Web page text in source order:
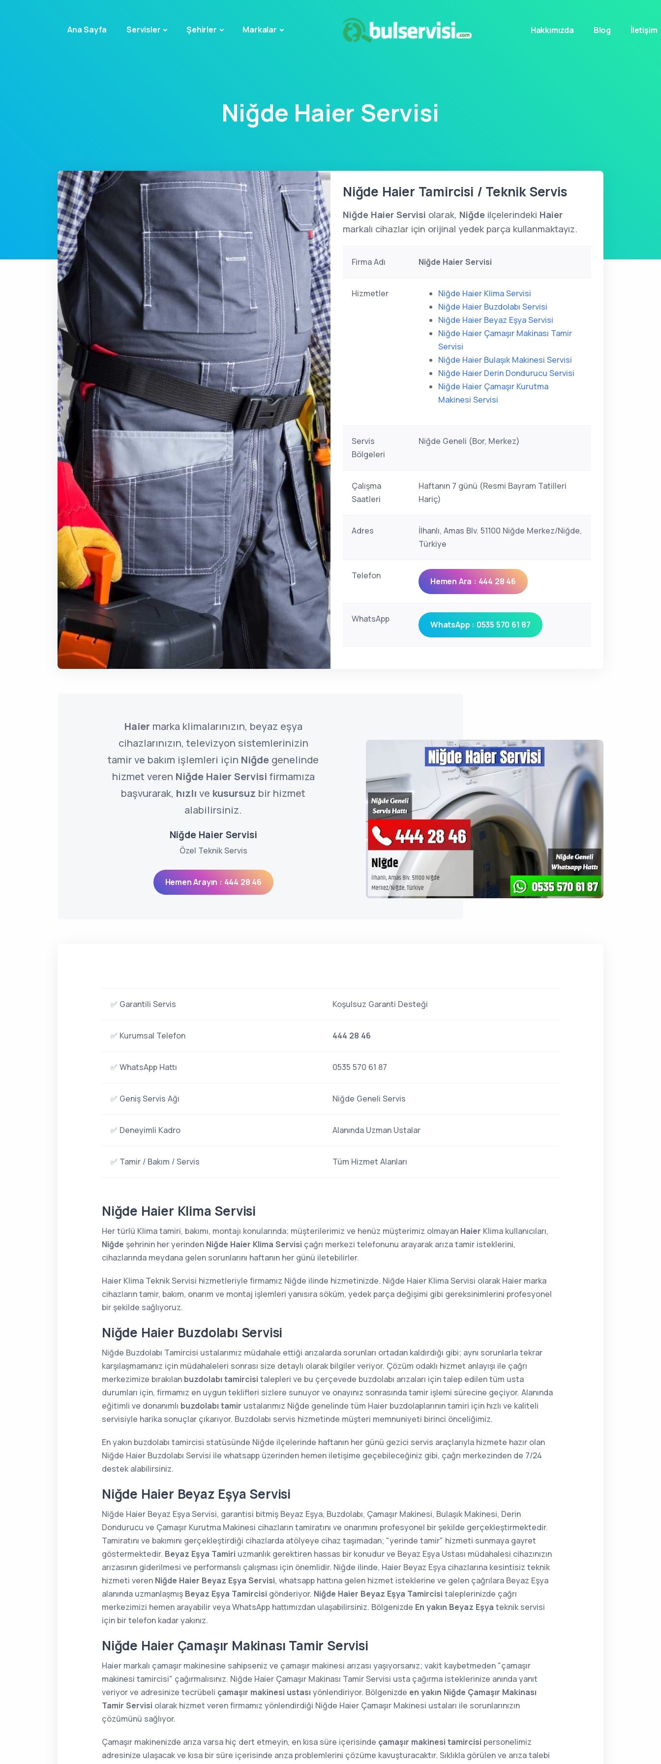
Ana Sayfa Servisler Şehirler Markalar Hakkımızda Blog İletişim
Niğde Haier Servisi
Niğde Haier Tamircisi / Teknik Servis
Niğde Haier Servisi olarak, Niğde ilçelerindeki Haier
markalı cihazlar için orijinal yedek parça kullanmaktayız.
Firma Adı Niğde Haier Servisi
Hizmetler
Niğde Haier Klima Servisi
Niğde Haier Buzdolabı Servisi
Niğde Haier Beyaz Eşya Servisi
Niğde Haier Çamaşır Makinası Tamir
Servisi
Niğde Haier Bulaşık Makinesi Servisi
Niğde Haier Derin Dondurucu Servisi
Niğde Haier Çamaşır Kurutma
Makinesi Servisi
Servis
Bölgeleri
Niğde Geneli (Bor, Merkez)
Çalışma
Saatleri
Haftanın 7 günü (Resmi Bayram Tatilleri
Hariç)
Adres
İlhanlı, Amas Blv. 51100 Niğde Merkez/Niğde,
Türkiye
Telefon
Hemen Ara : 444 28 46
WhatsApp
WhatsApp : 0535 570 61 87
Haier marka klimalarınızın, beyaz eşya
cihazlarınızın, televizyon sistemlerinizin
tamir ve bakım işlemleri için Niğde genelinde
hizmet veren Niğde Haier Servisi firmamıza
başvurarak, hızlı ve kusursuz bir hizmet
alabilirsiniz.
Niğde Haier Servisi
Özel Teknik Servis
Hemen Arayın : 444 28 46
✅ Garantili Servis Koşulsuz Garanti Desteği
✅ Kurumsal Telefon 444 28 46
✅ WhatsApp Hattı 0535 570 61 87
✅ Geniş Servis Ağı Niğde Geneli Servis
✅ Deneyimli Kadro Alanında Uzman Ustalar
✅ Tamir / Bakım / Servis Tüm Hizmet Alanları
Niğde Haier Klima Servisi
Her türlü Klima tamiri, bakımı, montajı konularında; müşterilerimiz ve henüz müşterimiz olmayan Haier Klima kullanıcıları,
Niğde şehrinin her yerinden Niğde Haier Klima Servisi çağrı merkezi telefonunu arayarak arıza tamir isteklerini,
cihazlarında meydana gelen sorunlarını haftanın her günü iletebilirler.
Haier Klima Teknik Servisi hizmetleriyle firmamız Niğde ilinde hizmetinizde. Niğde Haier Klima Servisi olarak Haier marka
cihazların tamir, bakım, onarım ve montaj işlemleri yanısıra söküm, yedek parça değişimi gibi gereksinimlerini profesyonel
bir şekilde sağlıyoruz.
Niğde Haier Buzdolabı Servisi
Niğde Buzdolabı Tamircisi ustalarımız müdahale ettiği arızalarda sorunları ortadan kaldırdığı gibi; aynı sorunlarla tekrar
karşılaşmamanız için müdahaleleri sonrası size detaylı olarak bilgiler veriyor. Çözüm odaklı hizmet anlayışı ile çağrı
merkezimize bırakılan buzdolabı tamircisi talepleri ve bu çerçevede buzdolabı arızaları için talep edilen tüm usta
durumları için, firmamız en uygun teklifleri sizlere sunuyor ve onayınız sonrasında tamir işlemi sürecine geçiyor. Alanında
eğitimli ve donanımlı buzdolabı tamir ustalarımız Niğde genelinde tüm Haier buzdolaplarının tamiri için hızlı ve kaliteli
servisiyle harika sonuçlar çıkarıyor. Buzdolabı servis hizmetinde müşteri memnuniyeti birinci önceliğimiz.
En yakın buzdolabı tamircisi statüsünde Niğde ilçelerinde haftanın her günü gezici servis araçlarıyla hizmete hazır olan
Niğde Haier Buzdolabı Servisi ile whatsapp üzerinden hemen iletişime geçebileceğiniz gibi, çağrı merkezinden de 7/24
destek alabilirsiniz.
Niğde Haier Beyaz Eşya Servisi
Niğde Haier Beyaz Eşya Servisi, garantisi bitmiş Beyaz Eşya, Buzdolabı, Çamaşır Makinesi, Bulaşık Makinesi, Derin
Dondurucu ve Çamaşır Kurutma Makinesi cihazların tamiratını ve onarımını profesyonel bir şekilde gerçekleştirmektedir.
Tamiratını ve bakımını gerçekleştirdiği cihazlarda atölyeye cihaz taşımadan; "yerinde tamir" hizmeti sunmaya gayret
göstermektedir. Beyaz Eşya Tamiri uzmanlık gerektiren hassas bir konudur ve Beyaz Eşya Ustası müdahalesi cihazınızın
arızasının giderilmesi ve performanslı çalışması için önemlidir. Niğde ilinde, Haier Beyaz Eşya cihazlarına kesintisiz teknik
hizmeti veren Niğde Haier Beyaz Eşya Servisi, whatsapp hattına gelen hizmet isteklerine ve gelen çağrılara Beyaz Eşya
alanında uzmanlaşmış Beyaz Eşya Tamircisi gönderiyor. Niğde Haier Beyaz Eşya Tamircisi taleplerinizde çağrı
merkezimizi hemen arayabilir veya WhatsApp hattımızdan ulaşabilirsiniz. Bölgenizde En yakın Beyaz Eşya teknik servisi
için bir telefon kadar yakınız.
Niğde Haier Çamaşır Makinası Tamir Servisi
Haier markalı çamaşır makinesine sahipseniz ve çamaşır makinesi arızası yaşıyorsanız; vakit kaybetmeden "çamaşır
makinesi tamircisi" çağırmalısınız. Niğde Haier Çamaşır Makinası Tamir Servisi usta çağırma isteklerinize anında yanıt
veriyor ve adresinize tecrübeli çamaşır makinesi ustası yönlendiriyor. Bölgenizde en yakın Niğde Çamaşır Makinası
Tamir Servisi olarak hizmet veren firmamız yönlendirdiği Niğde Haier Çamaşır Makinesi ustaları ile sorunlarınızın
çözümünü sağlıyor.
Çamaşır makinenizde arıza varsa hiç dert etmeyin, en kısa süre içerisinde çamaşır makinesi tamircisi personelimiz
adresinize ulaşacak ve kısa bir süre içerisinde arıza problemlerini çözüme kavuşturacaktır. Sıklıkla görülen ve arıza talebi